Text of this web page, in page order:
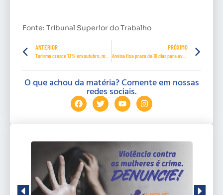
Fonte: Tribunal Superior do Trabalho
ANTERIOR PRÓXIMO
Anvisa fixa prazo de 10 dias para avaliar pedidos de uso emergencial de vacinas contra covid-19
O que achou da matéria? Comente em nossas
redes sociais.